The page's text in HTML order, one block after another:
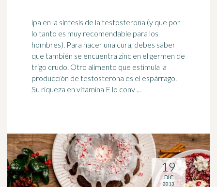
ipa en la síntesis de la testosterona (y que por
lo tanto es muy recomendable para los
hombres). Para hacer una cura, debes saber
que también se encuentra zinc en el germen de
trigo crudo. Otro alimento que estimula la
producción de testosterona es el espárrago.
Su riqueza en vitamina E lo conv ...
19
DIC
2013